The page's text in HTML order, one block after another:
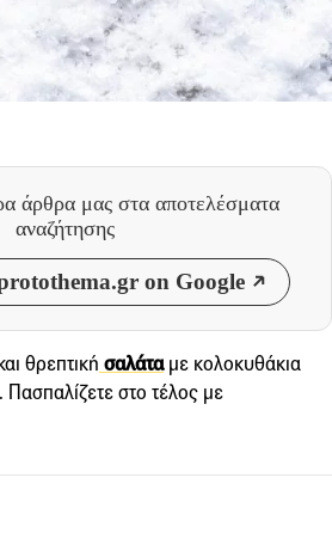
άρθρα μας στα αποτελέσματα
αναζήτησης
on Google
θρεπτική σαλάταμε κολοκυθάκια
Πασπαλίζετε στο τέλος με